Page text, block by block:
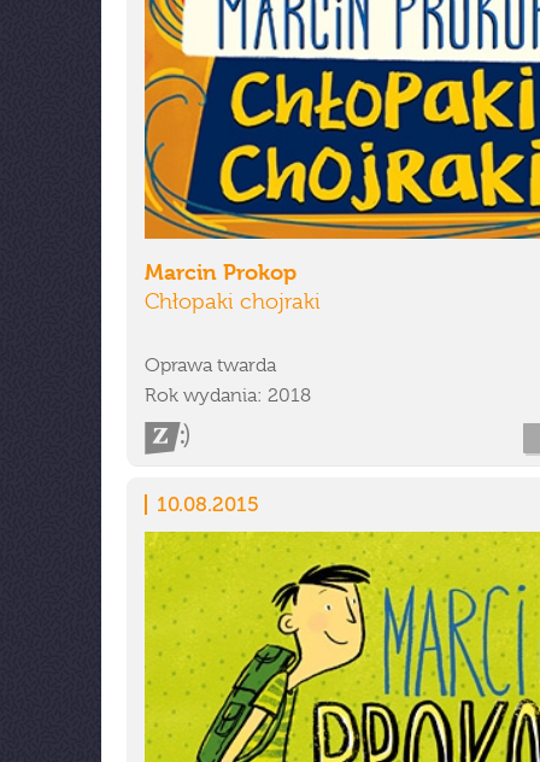
Marcin Prokop
Chłopaki chojraki
Oprawa twarda
Rok wydania: 2018
10.08.2015